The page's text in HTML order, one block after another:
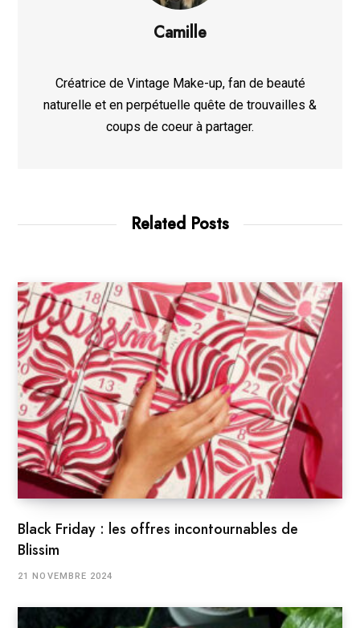
Camille
Créatrice de Vintage Make-up, fan de beauté
naturelle et en perpétuelle quête de trouvailles &
coups de coeur à partager.
Related Posts
Black Friday : les offres incontournables de
Blissim
21 NOVEMBRE 2024